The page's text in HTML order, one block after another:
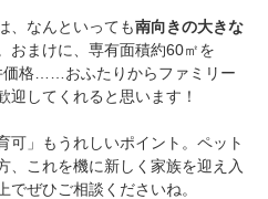
、なんといっても南向きの大きな
おまけに、専有面積約60㎡を
価格……おふたりからファミリー
迎してくれると思います！
可」もうれしいポイント。ペット
、これを機に新しく家族を迎え入
ぜひご相談くださいね。